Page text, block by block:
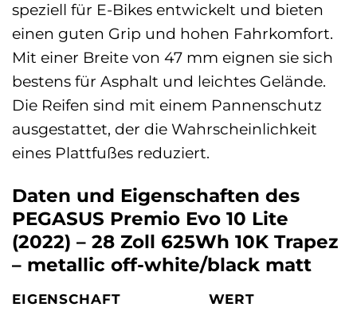
speziell für E-Bikes entwickelt und bieten
einen guten Grip und hohen Fahrkomfort.
Mit einer Breite von 47 mm eignen sie sich
bestens für Asphalt und leichtes Gelände.
Die Reifen sind mit einem Pannenschutz
ausgestattet, der die Wahrscheinlichkeit
eines Plattfußes reduziert.
Daten und Eigenschaften des
PEGASUS Premio Evo 10 Lite
(2022) – 28 Zoll 625Wh 10K Trapez
– metallic off-white/black matt
EIGENSCHAFT
WERT